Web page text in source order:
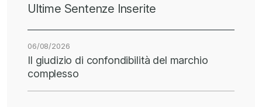
Ultime Sentenze Inserite
06/08/2026
Il giudizio di confondibilità del marchio
complesso